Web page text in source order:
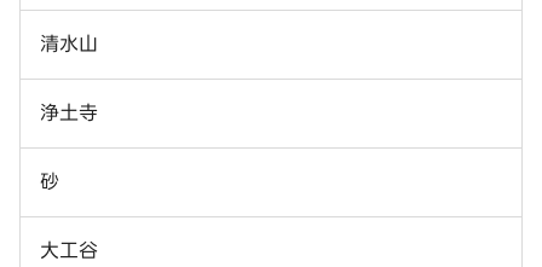
清水山
浄土寺
砂
大工谷